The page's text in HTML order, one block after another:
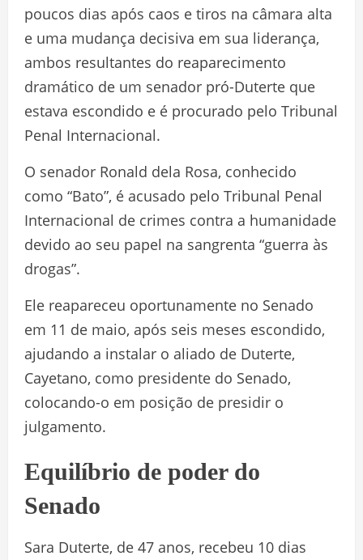
poucos dias após caos e tiros na câmara alta
e uma mudança decisiva em sua liderança,
ambos resultantes do reaparecimento
dramático de um senador pró-Duterte que
estava escondido e é procurado pelo Tribunal
Penal Internacional.
O senador Ronald dela Rosa, conhecido
como “Bato”, é acusado pelo Tribunal Penal
Internacional de crimes contra a humanidade
devido ao seu papel na sangrenta “guerra às
drogas”.
Ele reapareceu oportunamente no Senado
em 11 de maio, após seis meses escondido,
ajudando a instalar o aliado de Duterte,
Cayetano, como presidente do Senado,
colocando-o em posição de presidir o
julgamento.
Equilíbrio de poder do
Senado
Sara Duterte, de 47 anos, recebeu 10 dias